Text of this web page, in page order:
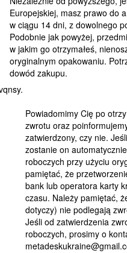
Europejskiej, masz prawo do
w ciągu 14 dni, z dowolnego
Podobnie jak powyżej,
w jakim go otrzymałeś,
oryginalnym opakowaniu.
dowód zakupu.
Powiadomimy Cię po
zwrotu oraz
zatwierdzony, czy nie.
zostanie on
roboczych przy użyciu
pamiętać, że
bank lub operatora karty
czasu. Należy pamiętać,
dotyczy) nie podlegają
Jeśli od zatwierdzenia
roboczych, prosimy o